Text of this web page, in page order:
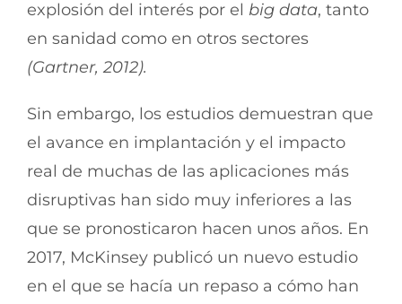
explosión del interés por el big data, tanto
en sanidad como en otros sectores
(Gartner, 2012).
Sin embargo, los estudios demuestran que
el avance en implantación y el impacto
real de muchas de las aplicaciones más
disruptivas han sido muy inferiores a las
que se pronosticaron hacen unos años. En
2017, McKinsey publicó un nuevo estudio
en el que se hacía un repaso a cómo han